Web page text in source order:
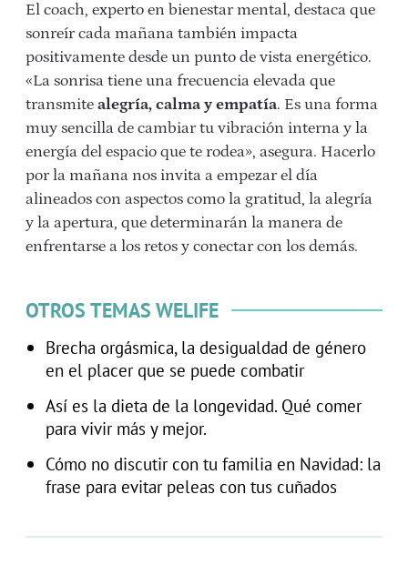
El coach, experto en bienestar mental, destaca que
sonreír cada mañana también impacta
positivamente desde un punto de vista energético.
«La sonrisa tiene una frecuencia elevada que
transmite alegría, calma y empatía. Es una forma
muy sencilla de cambiar tu vibración interna y la
energía del espacio que te rodea», asegura. Hacerlo
por la mañana nos invita a empezar el día
alineados con aspectos como la gratitud, la alegría
y la apertura, que determinarán la manera de
enfrentarse a los retos y conectar con los demás.
OTROS TEMAS WELIFE
Brecha orgásmica, la desigualdad de género
en el placer que se puede combatir
Así es la dieta de la longevidad. Qué comer
para vivir más y mejor.
Cómo no discutir con tu familia en Navidad: la
frase para evitar peleas con tus cuñados